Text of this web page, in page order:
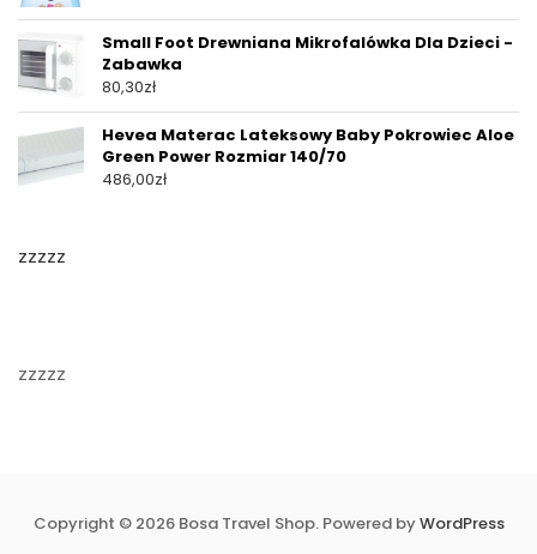
Small Foot Drewniana Mikrofalówka Dla Dzieci -
Zabawka
80,30zł
Hevea Materac Lateksowy Baby Pokrowiec Aloe
Green Power Rozmiar 140/70
486,00zł
zzzzz
zzzzz
Copyright © 2026 Bosa Travel Shop. Powered byWordPress